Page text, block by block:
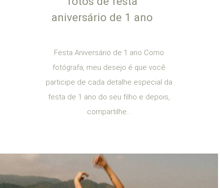
aniversário de 1 ano
Festa Aniversário de 1 ano Como
fotógrafa, meu desejo é que você
participe de cada detalhe especial da
festa de 1 ano do seu filho e depois,
compartilhe...